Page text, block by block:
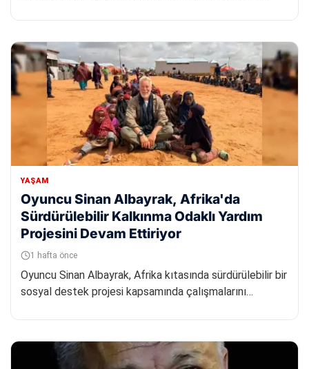
YAŞAM
Oyuncu Sinan Albayrak, Afrika'da
Sürdürülebilir Kalkınma Odaklı Yardım
Projesini Devam Ettiriyor
1 hafta önce
Oyuncu Sinan Albayrak, Afrika kıtasında sürdürülebilir bir
sosyal destek projesi kapsamında çalışmalarını